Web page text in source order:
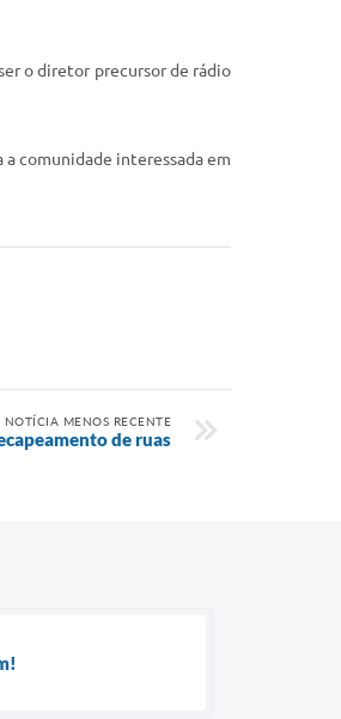
o diretor precursor de rádio
comunidade interessada em
NOTÍCIA MENOS RECENTE
de ruas